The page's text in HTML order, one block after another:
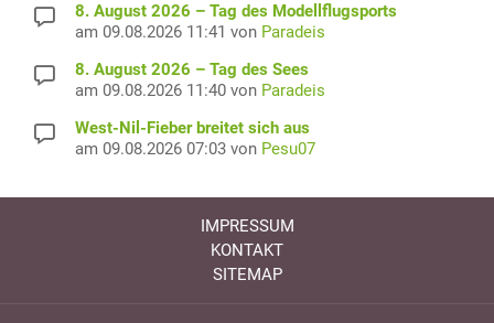
8. August 2026 – Tag des Modellflugsports
am 09.08.2026 11:41 von Paradeis
8. August 2026 – Tag des Sees
am 09.08.2026 11:40 von Paradeis
West-Nil-Fieber breitet sich aus
am 09.08.2026 07:03 von Pesu07
IMPRESSUM
KONTAKT
SITEMAP